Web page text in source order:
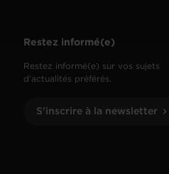
Restez informé(e)
Restez informé(e) sur vos sujets
d’actualités préférés.
S'inscrire à la newsletter